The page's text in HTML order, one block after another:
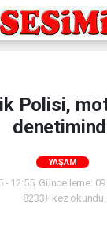
Polisi,
YAŞAM
- 12:55, Güncelleme:
8233+ kez okundu.